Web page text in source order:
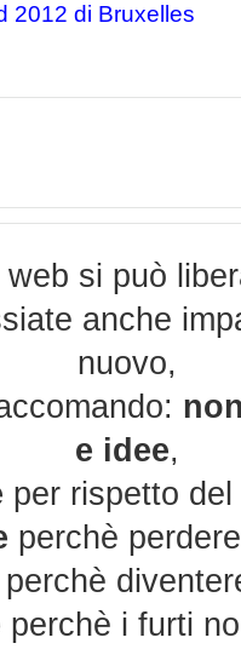
2012 di Bruxelles
si può
anche
nuovo,
e idee,
per rispetto
perchè
perchè
perchè i furti